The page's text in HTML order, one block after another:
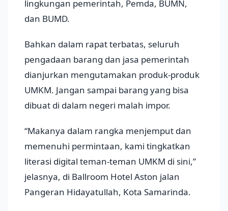
lingkungan pemerintah, Pemda, BUMN,
dan BUMD.
Bahkan dalam rapat terbatas, seluruh
pengadaan barang dan jasa pemerintah
dianjurkan mengutamakan produk-produk
UMKM. Jangan sampai barang yang bisa
dibuat di dalam negeri malah impor.
“Makanya dalam rangka menjemput dan
memenuhi permintaan, kami tingkatkan
literasi digital teman-teman UMKM di sini,”
jelasnya, di Ballroom Hotel Aston jalan
Pangeran Hidayatullah, Kota Samarinda.